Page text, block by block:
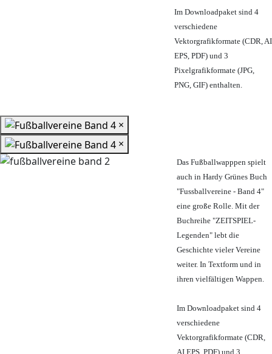
Im Downloadpaket sind 4
verschiedene
Vektorgrafikformate (CDR, AI
EPS, PDF) und 3
Pixelgrafikformate (JPG,
PNG, GIF) enthalten.
×
×
Das Fußballwapppen spielt
auch in Hardy Grünes Buch
"Fussballvereine - Band 4"
eine große Rolle. Mit der
Buchreihe "ZEITSPIEL-
Legenden" lebt die
Geschichte vieler Vereine
weiter. In Textform und in
ihren vielfältigen Wappen.
Im Downloadpaket sind 4
verschiedene
Vektorgrafikformate (CDR,
AI EPS, PDF) und 3